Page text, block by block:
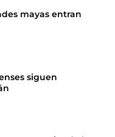
mayas entran
siguen